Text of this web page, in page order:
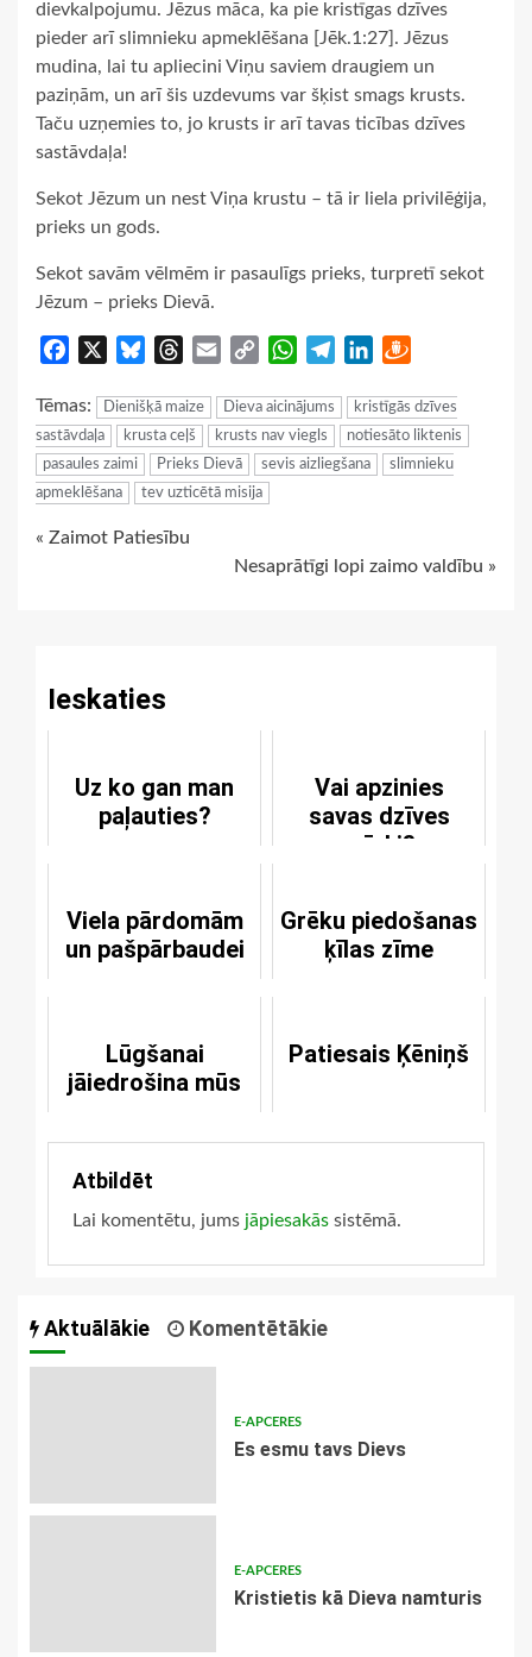
dievkalpojumu. Jēzus māca, ka pie kristīgas dzīves
pieder arī slimnieku apmeklēšana [Jēk.1:27]. Jēzus
mudina, lai tu apliecini Viņu saviem draugiem un
paziņām, un arī šis uzdevums var šķist smags krusts.
Taču uzņemies to, jo krusts ir arī tavas ticības dzīves
sastāvdaļa!
Sekot Jēzum un nest Viņa krustu – tā ir liela privilēģija,
prieks un gods.
Sekot savām vēlmēm ir pasaulīgs prieks, turpretī sekot
Jēzum – prieks Dievā.
Facebook BlueskyThreads
Email
Copy
WhatsApp
TelegramLinkedIn
Tēmas: Dienišķā maize Dieva aicinājums
kristīgās dzīves
sastāvdaļa
krusta ceļš krusts nav viegls
notiesāto liktenis
pasaules zaimi
Prieks Dievā sevis aizliegšana
slimnieku
apmeklēšana
tev uzticētā misija
Continue
« Zaimot Patiesību
Nesaprātīgi lopi zaimo valdību »
Ieskaties
Uz ko gan man
paļauties?
Vai apzinies
savas dzīves
mērķi?
Viela pārdomām
un pašpārbaudei
Grēku piedošanas
ķīlas zīme
Lūgšanai
jāiedrošina mūs
Patiesais Ķēniņš
Atbildēt
Lai komentētu, jums jāpiesakās sistēmā.
Aktuālākie Komentētākie
E-APCERES
Es esmu tavs Dievs
E-APCERES
Kristietis kā Dieva namturis